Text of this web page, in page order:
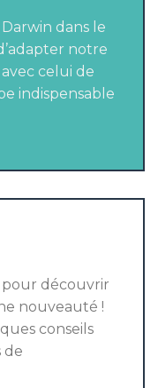
Darwin dans le
notre
celui de
indispensable
pour découvrir
nouveauté !
conseils
de